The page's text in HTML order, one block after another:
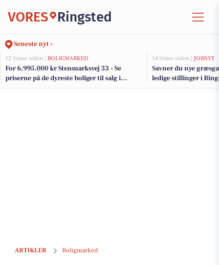
VORES Ringsted
Seneste nyt ›
12 timer siden | BOLIGMARKED
For 6.995.000 kr Stenmarksvej 33 - Se
priserne på de dyreste boliger til salg i
Ringsted
14 timer siden | JOBNYT
Savner du nye
ledige stillinger i
ARTIKLER Boligmarked
Kværkebyvej 18 er til salg for kun 1.050.000 kr.: Se de billigste